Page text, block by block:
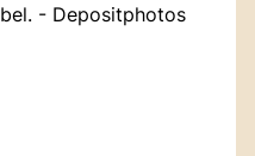
- Depositphotos